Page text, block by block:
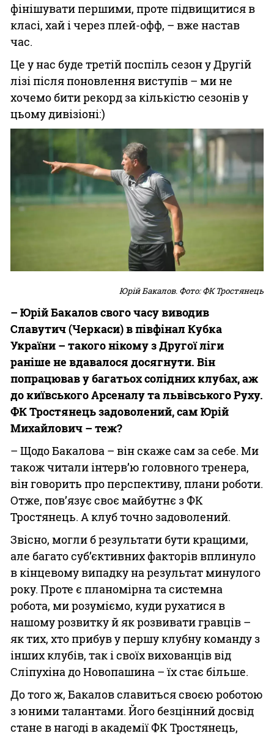
фінішувати першими, проте підвищитися в
класі, хай і через плей-офф, – вже настав
час.
Це у нас буде третій поспіль сезон у Другій
лізі після поновлення виступів – ми не
хочемо бити рекорд за кількістю сезонів у
цьому дивізіоні:)
Юрій Бакалов. Фото: ФК Тростянець
– Юрій Бакалов свого часу виводив
Славутич (Черкаси) в півфінал Кубка
України – такого нікому з Другої ліги
раніше не вдавалося досягнути. Він
попрацював у багатьох солідних клубах, аж
до київського Арсеналу та львівського Руху.
ФК Тростянець задоволений, сам Юрій
Михайлович – теж?
– Щодо Бакалова – він скаже сам за себе. Ми
також читали інтерв’ю головного тренера,
він говорить про перспективу, плани роботи.
Отже, пов’язує своє майбутнє з ФК
Тростянець. А клуб точно задоволений.
Звісно, могли б результати бути кращими,
але багато суб’єктивних факторів вплинуло
в кінцевому випадку на результат минулого
року. Проте є планомірна та системна
робота, ми розуміємо, куди рухатися в
нашому розвитку й як розвивати гравців –
як тих, хто прибув у першу клубну команду з
інших клубів, так і своїх вихованців від
Сліпухіна до Новопашина – їх стає більше.
До того ж, Бакалов славиться своєю роботою
з юними талантами. Його безцінний досвід
стане в нагоді в академії ФК Тростянець,